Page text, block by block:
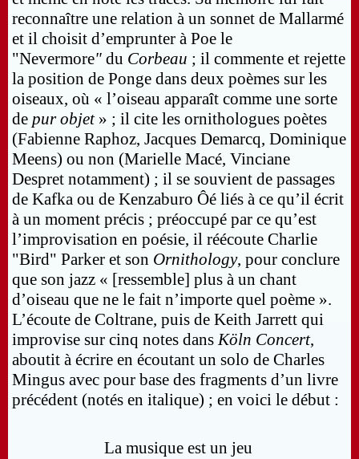
reconnaître une relation à un sonnet de Mallarmé
et il choisit d’emprunter à Poe le
"Nevermore" du Corbeau ; il commente et rejette
la position de Ponge dans deux poèmes sur les
oiseaux, où « l’oiseau apparaît comme une sorte
de pur objet» ; il cite les ornithologues poètes
(Fabienne Raphoz, Jacques Demarcq, Dominique
Meens) ou non (Marielle Macé, Vinciane
Despret notamment) ; il se souvient de passages
de Kafka ou de Kenzaburo Ôé liés à ce qu’il écrit
à un moment précis ; préoccupé par ce qu’est
l’improvisation en poésie, il réécoute Charlie
"Bird" Parker et son Ornithology, pour conclure
que son jazz « [ressemble] plus à un chant
d’oiseau que ne le fait n’importe quel poème ».
L’écoute de Coltrane, puis de Keith Jarrett qui
improvise sur cinq notes dansKöln Concert,
aboutit à écrire en écoutant un solo de Charles
Mingus avec pour base des fragments d’un livre
précédent (notés en italique) ; en voici le début :
La musique est un jeu